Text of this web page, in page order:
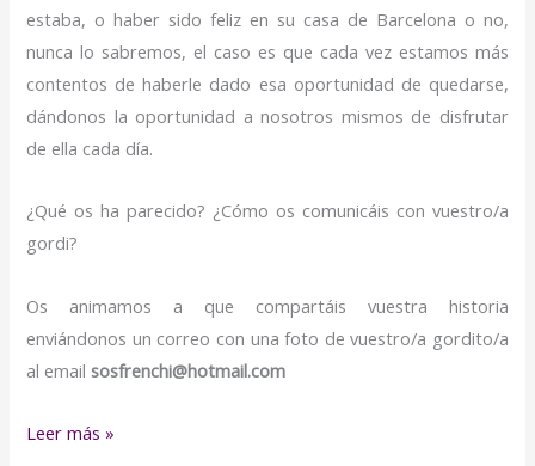
estaba, o haber sido feliz en su casa de Barcelona o no,
nunca lo sabremos, el caso es que cada vez estamos más
contentos de haberle dado esa oportunidad de quedarse,
dándonos la oportunidad a nosotros mismos de disfrutar
de ella cada día.
¿Qué os ha parecido? ¿Cómo os comunicáis con vuestro/a
gordi?
Os animamos a que compartáis vuestra historia
enviándonos un correo con una foto de vuestro/a gordito/a
al emailsosfrenchi@hotmail.com
Leer más »